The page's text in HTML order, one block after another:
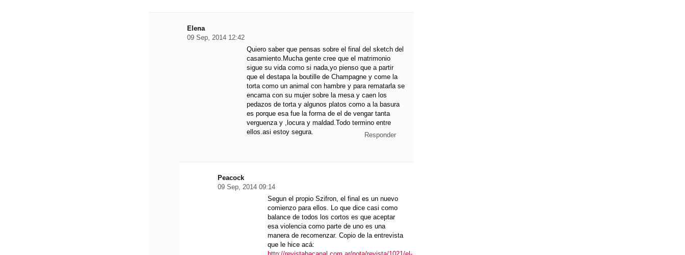
Elena
09 Sep, 2014 12:42
Quiero saber que pensas sobre el final del sketch del
casamiento.Mucha gente cree que el matrimonio
sigue su vida como si nada,yo pienso que a partir
que el destapa la boutille de Champagne y come la
torta como un animal con hambre y para rematarla se
encama con su mujer sobre la mesa y caen los
pedazos de torta y algunos platos como a la basura
es porque esa fue la forma de el de vengar tanta
verguenza y ,locura y maldad.Todo termino entre
ellos.asi estoy segura.
Responder
Peacock
09 Sep, 2014 09:14
Segun el propio Szifron, el final es un nuevo
comienzo para ellos. Lo que dice casi como
balance de todos los cortos es que aceptar
esa violencia como parte de uno es una
manera de recomenzar. Copio de la entrevista
que le hice acá: